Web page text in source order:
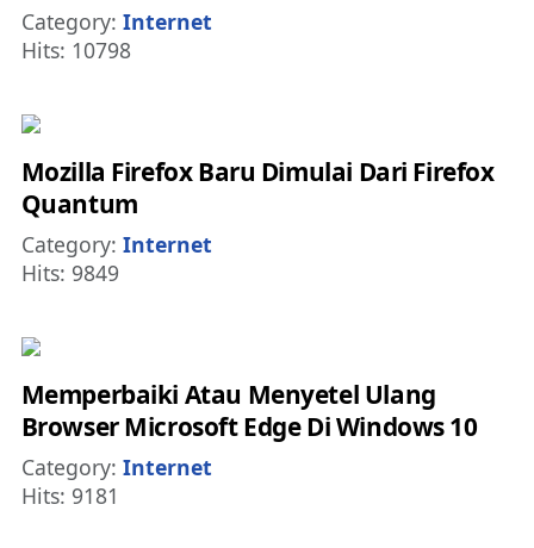
Details
Category: Internet
Hits: 10798
Mozilla Firefox Baru Dimulai Dari Firefox
Quantum
Details
Category: Internet
Hits: 9849
Memperbaiki Atau Menyetel Ulang
Browser Microsoft Edge Di Windows 10
Details
Category: Internet
Hits: 9181